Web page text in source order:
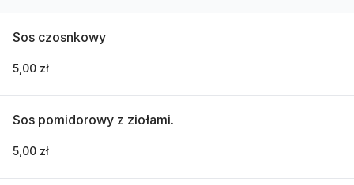
Sos czosnkowy
5,00 zł
Sos pomidorowy z ziołami.
5,00 zł